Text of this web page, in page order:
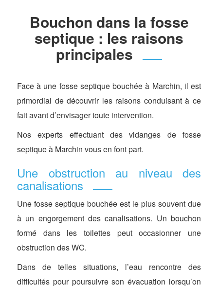
Bouchon dans la fosse
septique : les raisons
principales
Face à une fosse septique bouchée à Marchin, il est
primordial de découvrir les raisons conduisant à ce
fait avant d’envisager toute intervention.
Nos experts effectuant des vidanges de fosse
septique à Marchin vous en font part.
Une obstruction au niveau des
canalisations
Une fosse septique bouchée est le plus souvent due
à un engorgement des canalisations. Un bouchon
formé dans les toilettes peut occasionner une
obstruction des WC.
Dans de telles situations, l’eau rencontre des
difficultés pour poursuivre son évacuation lorsqu’on